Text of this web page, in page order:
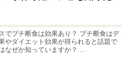
でプチ断食は効果あり？ プチ断食はデ
やダイエット効果が得られると話題で
なぜか知っていますか？ ...